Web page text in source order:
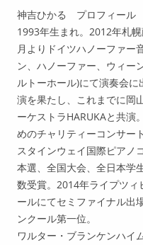
神吉ひかる プロフィール
1993年生まれ。2012年札
月よりドイツハノーファー
ン、ハノーファー、ウィー
ルトーホール)にて演奏会
演を果たし、これまでに岡
ーケストラHARUKAと共演
めのチャリティーコンサー
スタインウェイ国際ピアノ
本選、全国大会、全日本学
数受賞。2014年ライプツィ
ールにてセミファイナル出
ンクール第一位。
ワルター・ブランケンハイ